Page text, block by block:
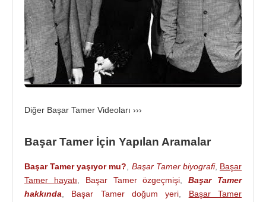
birinciliğini kazanması, büyük bir olay oldu tüm
ülkede.
O yılların ünlü sinema ve
müzik dergisi “Ses dergisi
”in
11 Eylül 1965 tarihli sayısının
kapağında, Millî Orkestra’nın
merdivende oturuyor, yanında
Türk pop müziğinin bu üç ünlü ismi bir arada.
Bulgaristan ’ın Burgaz kentinde düzenlenen
yarışmada Başar Tamer şu şarkıları söylemişti
Diğer Başar Tamer Videoları ›››
Başar Tamer İçin Yapılan Aramalar
Başar Tamer yaşıyor mu? Başar Tamer biyografi, Başar
Tamer hayatı
Başar Tamer özgeçmişi ,Başar Tamer
hakkında
Başar Tamer doğum yeri
Başar Tamer